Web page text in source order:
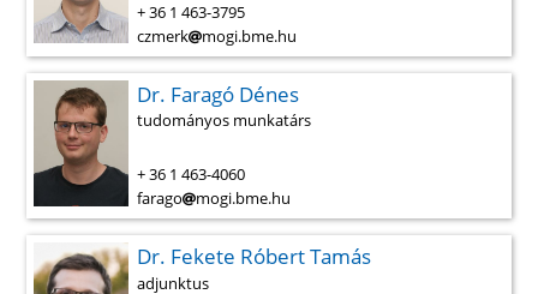
+ 36 1 463-3795
czmerk
mogi.bme.hu
Dr. Faragó Dénes
tudományos munkatárs
+ 36 1 463-4060
farago
mogi.bme.hu
Dr. Fekete Róbert Tamás
adjunktus